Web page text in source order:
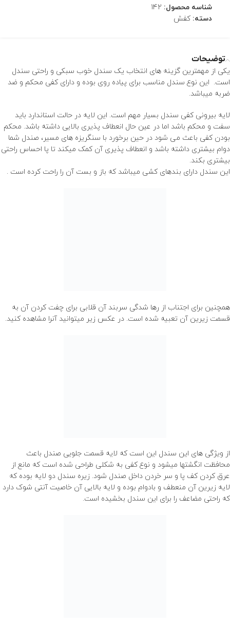
شناسه محصول: 142
دسته: کفش
توضیحات
یکی از مهمترین گزینه های انتخاب یک سندل خوب سبکی و راحتی سندل
است. این نوع سندل مناسب برای پیاده روی بوده و دارای کفی محکم و ضد
ضربه میباشد.
لایه بیرونی کفی سندل بسیار مهم است. این لایه در حالت استاندارد باید
سفت و محکم باشد اما در عین حال انعطاف پذیری بالایی داشته باشد. محکم
بودن کفی باعث می شود در حین برخورد با سنگریزه های مسیر، صندل شما
دوام بیشتری داشته باشد و انعطاف پذیری آن کمک میکند تا پا احساس راحتی
بیشتری بکند.
این سندل دارای بندهای کشی میباشد که باز و بست آن را راحت کرده است .
همچنین برای اجتناب از رها شدگی سربند آن قلابی برای چفت کردن آن به
قسمت زیرین آن تعبیه شده است. در عکس زیر میتوانید آنرا مشاهده کنید.
از ویژگی های این سندل این است که لایه قسمت جلویی صندل باعث
محافظت انگشتها میشود و نوع کفی به شکلی طراحی شده است که مانع از
عرق کردن کف پا و سر خردن داخل صندل شود. زیره سندل دو لایه بوده که
لایه زیرین آن منعطف و بادوام بوده و لایه بالایی آن خاصیت آنتی شوک دارد
که راحتی مضاعف را برای این سندل بخشیده است.